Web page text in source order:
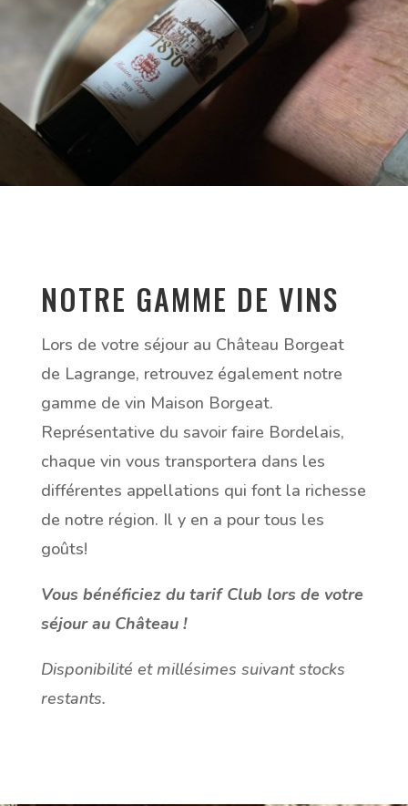
NOTRE GAMME DE VINS
Lors de votre séjour au Château Borgeat
de Lagrange, retrouvez également notre
gamme de vin Maison Borgeat.
Représentative du savoir faire Bordelais,
chaque vin vous transportera dans les
différentes appellations qui font la richesse
de notre région. Il y en a pour tous les
goûts!
Vous bénéficiez du tarif Club lors de votre
séjour au Château !
Disponibilité et millésimes suivant stocks
restants.